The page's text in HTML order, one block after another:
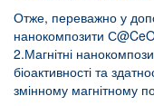
Отже, переважно у
нанокомпозити
2.Магнітні
біоактивності та
змінному магнітному